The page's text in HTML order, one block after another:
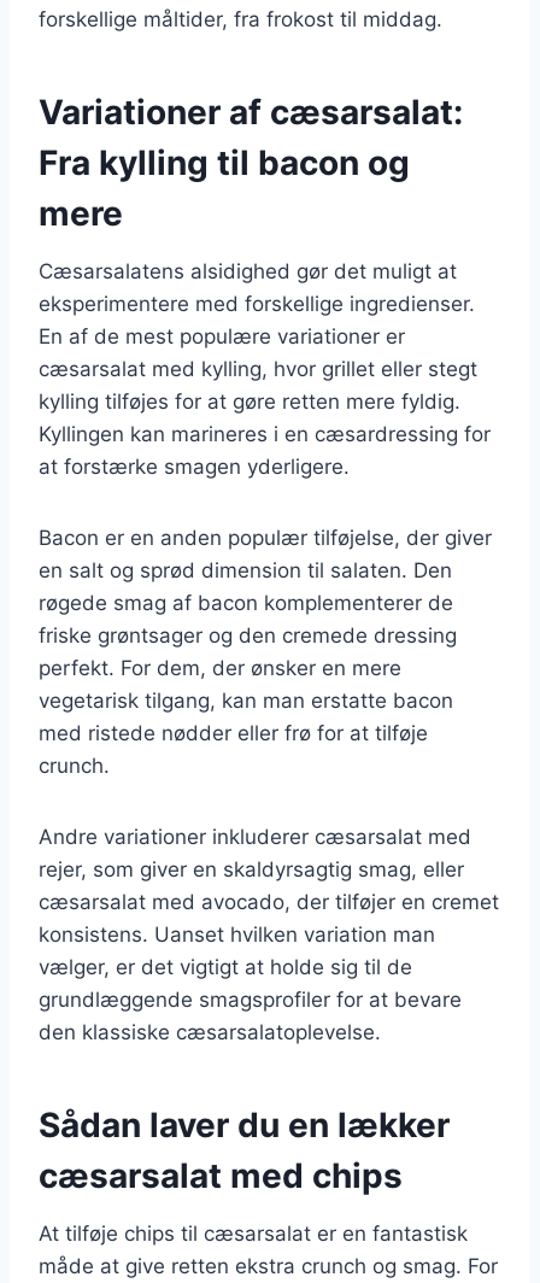
forskellige måltider, fra frokost til middag.
Variationer af cæsarsalat:
Fra kylling til bacon og
mere
Cæsarsalatens alsidighed gør det muligt at
eksperimentere med forskellige ingredienser.
En af de mest populære variationer er
cæsarsalat med kylling, hvor grillet eller stegt
kylling tilføjes for at gøre retten mere fyldig.
Kyllingen kan marineres i en cæsardressing for
at forstærke smagen yderligere.
Bacon er en anden populær tilføjelse, der giver
en salt og sprød dimension til salaten. Den
røgede smag af bacon komplementerer de
friske grøntsager og den cremede dressing
perfekt. For dem, der ønsker en mere
vegetarisk tilgang, kan man erstatte bacon
med ristede nødder eller frø for at tilføje
crunch.
Andre variationer inkluderer cæsarsalat med
rejer, som giver en skaldyrsagtig smag, eller
cæsarsalat med avocado, der tilføjer en cremet
konsistens. Uanset hvilken variation man
vælger, er det vigtigt at holde sig til de
grundlæggende smagsprofiler for at bevare
den klassiske cæsarsalatoplevelse.
Sådan laver du en lækker
cæsarsalat med chips
At tilføje chips til cæsarsalat er en fantastisk
måde at give retten ekstra crunch og smag. For